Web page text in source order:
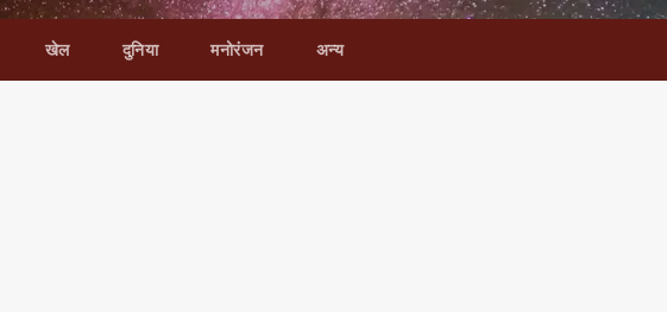
खेल दुनिया मनोरंजन अन्य